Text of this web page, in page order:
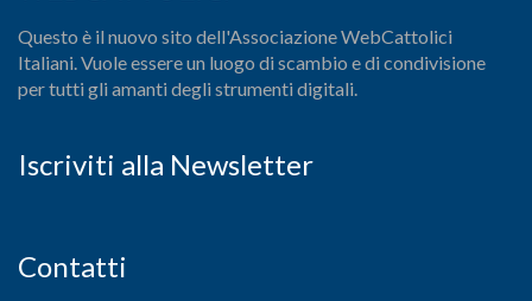
Questo è il nuovo sito dell'Associazione WebCattolici
Italiani. Vuole essere un luogo di scambio e di condivisione
per tutti gli amanti degli strumenti digitali.
Iscriviti alla Newsletter
Contatti